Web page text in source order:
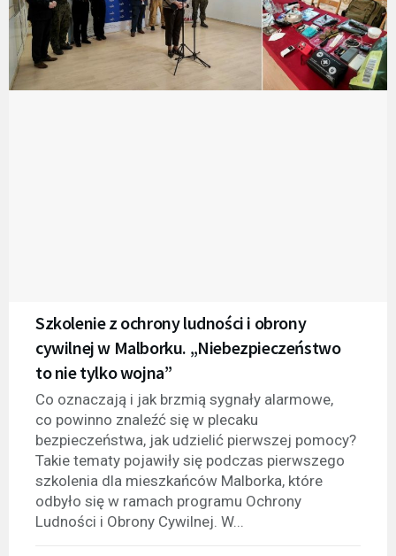
Szkolenie z ochrony ludności i obrony
cywilnej w Malborku. „Niebezpieczeństwo
to nie tylko wojna”
Co oznaczają i jak brzmią sygnały alarmowe,
co powinno znaleźć się w plecaku
bezpieczeństwa, jak udzielić pierwszej pomocy?
Takie tematy pojawiły się podczas pierwszego
szkolenia dla mieszkańców Malborka, które
odbyło się w ramach programu Ochrony
Ludności i Obrony Cywilnej. W...